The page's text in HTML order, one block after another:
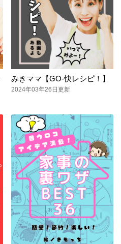
みきママ【GO-快レシピ！】
2024年03年26日更新